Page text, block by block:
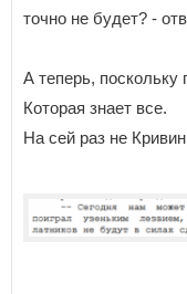
точно не будет? -
А теперь, поскольку
Которая знает все.
На сей раз не